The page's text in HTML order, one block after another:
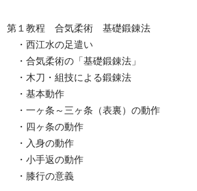
第１教程 合気柔術 基礎鍛錬法
・西江水の足遣い
・合気柔術の「基礎鍛錬法」
・木刀・組技による鍛錬法
・基本動作
・一ヶ条～三ヶ条（表裏）の動作
・四ヶ条の動作
・入身の動作
・小手返の動作
・膝行の意義